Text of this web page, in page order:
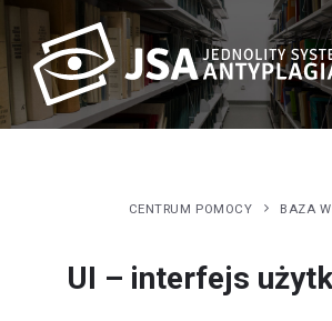
CENTRUM POMOCY BAZA
UI – interfejs